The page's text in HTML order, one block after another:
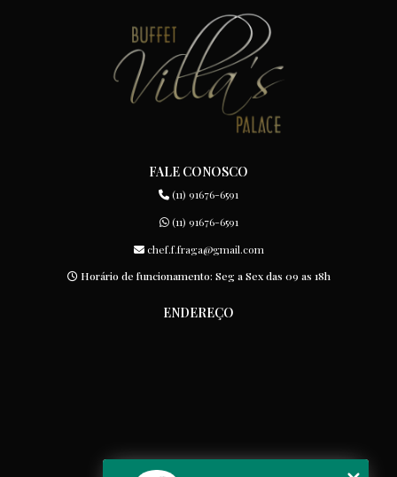
FALE CONOSCO
(11) 91676-6591
(11) 91676-6591
chef.f.fraga@gmail.com
Horário de funcionamento: Seg a Sex das 09 as 18h
ENDEREÇO